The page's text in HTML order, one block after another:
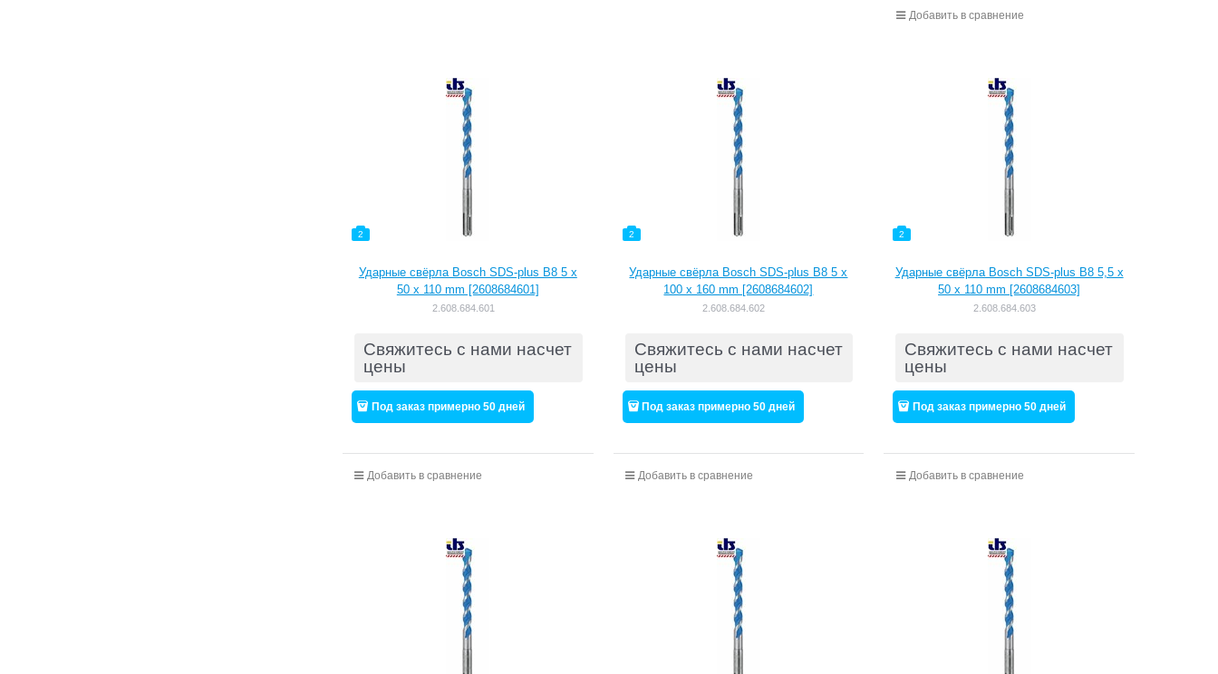
Добавить в сравнение
2
Ударные свёрла Bosch SDS-plus B8 5 x
50 x 110 mm [2608684601]
2.608.684.601
Свяжитесь с нами насчет
цены
Под заказ примерно 50 дней
Добавить в сравнение
2
Ударные свёрла Bosch SDS-plus B8 5 x
100 x 160 mm [2608684602]
2.608.684.602
Свяжитесь с нами насчет
цены
Под заказ примерно 50 дней
Добавить в сравнение
2
Ударные свёрла Bosch SDS-plus B8 5,5 x
50 x 110 mm [2608684603]
2.608.684.603
Свяжитесь с нами насчет
цены
Под заказ примерно 50 дней
Добавить в сравнение